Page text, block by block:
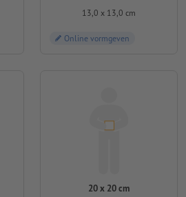
13,0 x 13,0 cm
Online vormgeven
20 x 20 cm